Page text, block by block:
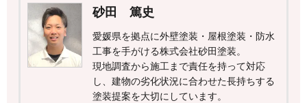
砂田 篤史
愛媛県を拠点に外壁塗装・屋根塗装・防水
工事を手がける株式会社砂田塗装。
現地調査から施工まで責任を持って対応
し、建物の劣化状況に合わせた長持ちする
塗装提案を大切にしています。